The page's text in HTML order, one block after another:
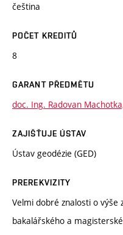
čeština
POČET KREDITŮ
8
GARANT PŘEDMĚTU
doc. Ing. Radovan
ZAJIŠŤUJE ÚSTAV
Ústav geodézie (GED)
PREREKVIZITY
Velmi dobré znalosti o výše
bakalářského a